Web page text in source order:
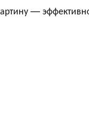
—